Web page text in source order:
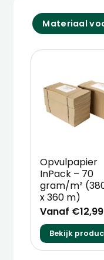
Materiaal
Opvulpapier
InPack – 70
gram/m²
x 360 m)
Vanaf €12,99
Bekijk